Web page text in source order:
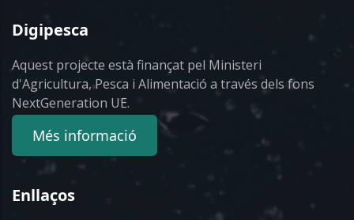
Digipesca
Aquest projecte està finançat pel Ministeri
d'Agricultura, Pesca i Alimentació a través dels fons
NextGeneration UE.
Més informació
Enllaços